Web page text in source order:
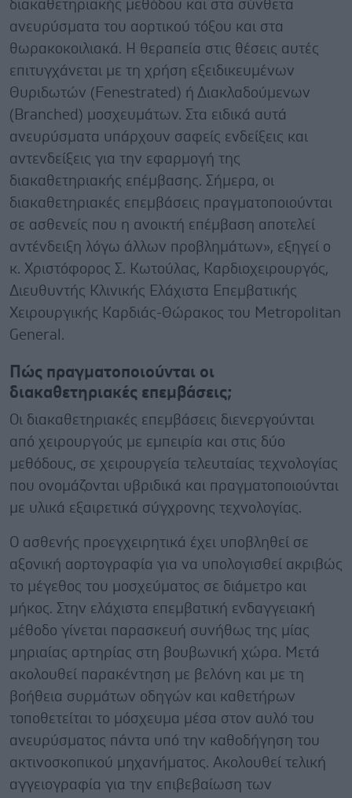
διακαθετηριακής μεθόδου και στα σύνθετα
ανευρύσματα του αορτικού τόξου και στα
θωρακοκοιλιακά. Η θεραπεία στις θέσεις αυτές
επιτυγχάνεται με τη χρήση εξειδικευμένων
Θυριδωτών (Fenestrated) ή Διακλαδούμενων
(Branched) μοσχευμάτων. Στα ειδικά αυτά
ανευρύσματα υπάρχουν σαφείς ενδείξεις και
αντενδείξεις για την εφαρμογή της
διακαθετηριακής επέμβασης. Σήμερα, οι
διακαθετηριακές επεμβάσεις πραγματοποιούνται
σε ασθενείς που η ανοικτή επέμβαση αποτελεί
αντένδειξη λόγω άλλων προβλημάτων», εξηγεί ο
κ. Χριστόφορος Σ. Κωτούλας, Καρδιοχειρουργός,
Διευθυντής Κλινικής Ελάχιστα Επεμβατικής
Χειρουργικής Καρδιάς-Θώρακος του Metropolitan
General.
Πώς πραγματοποιούνται οι
διακαθετηριακές επεμβάσεις;
Οι διακαθετηριακές επεμβάσεις διενεργούνται
από χειρουργούς με εμπειρία και στις δύο
μεθόδους, σε χειρουργεία τελευταίας τεχνολογίας
που ονομάζονται υβριδικά και πραγματοποιούνται
με υλικά εξαιρετικά σύγχρονης τεχνολογίας.
Ο ασθενής προεγχειρητικά έχει υποβληθεί σε
αξονική αορτογραφία για να υπολογισθεί ακριβώς
το μέγεθος του μοσχεύματος σε διάμετρο και
μήκος. Στην ελάχιστα επεμβατική ενδαγγειακή
μέθοδο γίνεται παρασκευή συνήθως της μίας
μηριαίας αρτηρίας στη βουβωνική χώρα. Μετά
ακολουθεί παρακέντηση με βελόνη και με τη
βοήθεια συρμάτων οδηγών και καθετήρων
τοποθετείται το μόσχευμα μέσα στον αυλό του
ανευρύσματος πάντα υπό την καθοδήγηση του
ακτινοσκοπικού μηχανήματος. Ακολουθεί τελική
αγγειογραφία για την επιβεβαίωση των